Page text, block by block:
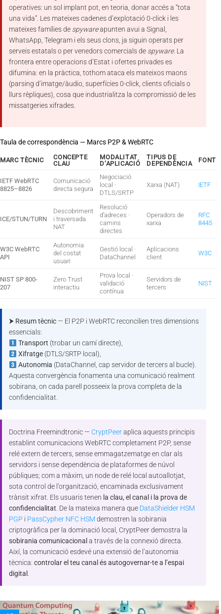
operatives: un sol implant pot, en teoria, donar accés a “tota
una vida”. Les mateixes cadenes d’explotació 0-click i les
mateixes famílies de spywareapunten avui a Signal,
WhatsApp, Telegram i els seus clons, ja siguin operats per
serveis estatals o per venedors comercials de spyware. La
frontera entre operacions d’Estat i ofertes privades es
difumina: en la pràctica, tothom ataca els mateixos maons
(parsing d’imatge/àudio, superfícies 0-click, clients oficials o
llurs rèpliques), cosa que industrialitza la compromissió de les
missatgeries xifrades.
Taula de correspondència — Marcs P2P & WebRTC
MARC TÈCNIC
CONCEPTE
CLAU
MODALITAT
D’APLICACIÓ
TIPUS DE
DEPENDÈNCIA
FONT
IETF WebRTC
8825–8826
Comunicació
directa segura
Negociació
local ·
DTLS/SRTP
Xarxa (NAT) IETF
ICE/STUN/TURN
Descobriment
i traversada
NAT
Resolució
d’adreces ·
camins
directes
Operadors de
xarxa
RFC
8445
W3C WebRTC
API
Autonomia
del costat
usuari
Gestió local ·
DataChannel
Aplicacions
client
W3C
NIST SP 800-
207
Zero Trust
interactiu
Prova local ·
validació
contínua
Servidors de
tercers
NIST
⮞ Resum tècnic — El P2P i WebRTC reconcilien tres dimensions
essencials:
Transport (trobar un camí directe),
Xifratge (DTLS/SRTP local),
Autonomia (DataChannel, cap servidor de tercers al bucle).
Aquesta convergència fonamenta una comunicació realment
sobirana, on cada parell posseeix la prova completa de la
confidencialitat.
Doctrina Freemindtronic — CryptPeeraplica aquests principis
establint comunicacions WebRTC completament P2P, sense
relé extern de tercers, sense emmagatzematge en clar als
servidors i sense dependència de plataformes de núvol
públiques; com a màxim, un node de relé local autoallotjat,
sota control de l’organització, encaminada exclusivament
trànsit xifrat. Els usuaris tenen la clau, el canal i la prova de
confidencialitat . De la mateixa manera que DataShielder HSM
PGP i PassCypher NFC HSM demostren la sobirania
criptogràfica per la dominació local, CryptPeer demostra la
sobirania comunicacional a través de la connexió directa.
Així, la comunicació esdevé una extensió de l’autonomia
tècnica:controlar el teu canal és autogovernar-te a l’espai
digital